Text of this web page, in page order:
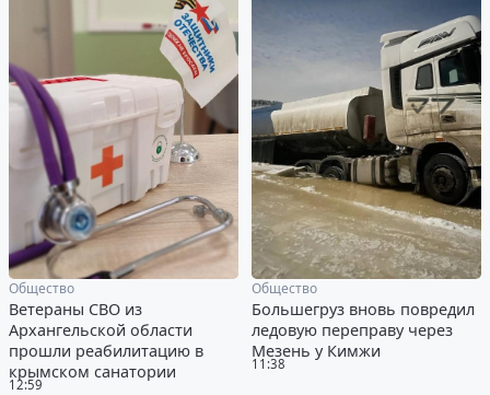
12:59
Общество
Ветераны СВО из
Архангельской области
прошли реабилитацию в
крымском санатории
11:38
Общество
Большегруз вновь повредил
ледовую переправу через
Мезень у Кимжи